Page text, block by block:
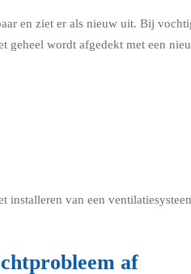
en ziet er als nieuw uit. Bij
geheel wordt afgedekt met een
van een
af